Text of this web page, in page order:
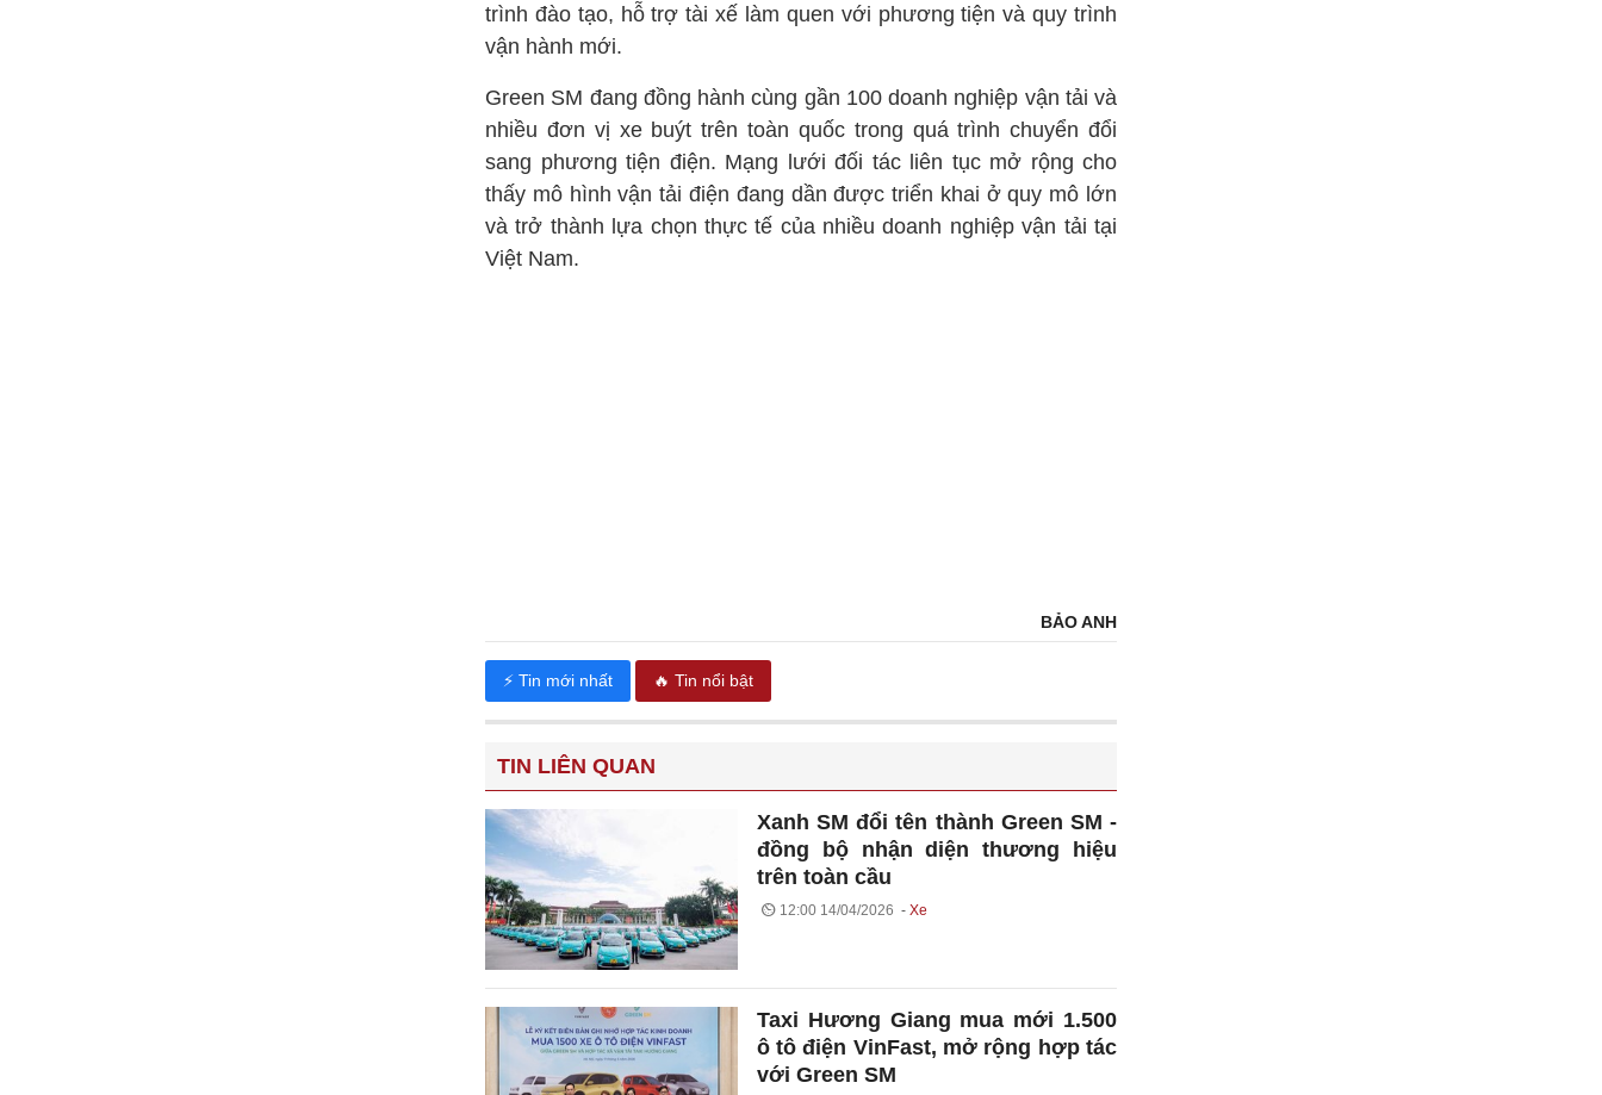
trình đào tạo, hỗ trợ tài xế làm quen với phương tiện và quy trình
vận hành mới.
Green SM đang đồng hành cùng gần 100 doanh nghiệp vận tải và
nhiều đơn vị xe buýt trên toàn quốc trong quá trình chuyển đổi
sang phương tiện điện. Mạng lưới đối tác liên tục mở rộng cho
thấy mô hình vận tải điện đang dần được triển khai ở quy mô lớn
và trở thành lựa chọn thực tế của nhiều doanh nghiệp vận tải tại
Việt Nam.
BẢO ANH
⚡ Tin mới nhất 🔥 Tin nổi bật
TIN LIÊN QUAN
Xanh SM đổi tên thành Green SM -
đồng bộ nhận diện thương hiệu
trên toàn cầu
12:00 14/04/2026 Xe
Taxi Hương Giang mua mới 1.500
ô tô điện VinFast, mở rộng hợp tác
với Green SM